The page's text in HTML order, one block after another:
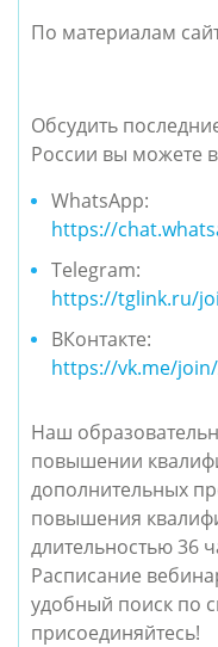
По материалам
Обсудить
России вы можете в
WhatsApp:
https://
Telegram:
https://tglink.ru/
ВКонтакте:
https://vk.me/join/
Наш
повышении
дополнительных
повышения
длительностью 36
Расписание
удобный поиск по
присоединяйтесь!